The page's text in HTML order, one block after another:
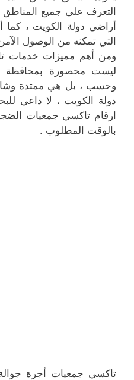
التعرف على جميع
أراضي دولة الكويت ، كما
التي تمكنه من الوصول
ومن أهم مميزات خدمات
ليست محصورة بمحافظة
وحسب ، بل هي ممتدة
دولة الكويت ، لا داعي
ارقام تاكسي جمعيات
بالوقت المطلوب .
تاكسي جمعيات أجرة